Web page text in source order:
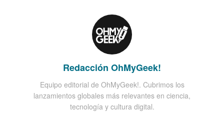
Redacción OhMyGeek!
Equipo editorial de OhMyGeek!. Cubrimos los
lanzamientos globales más relevantes en ciencia,
tecnología y cultura digital.